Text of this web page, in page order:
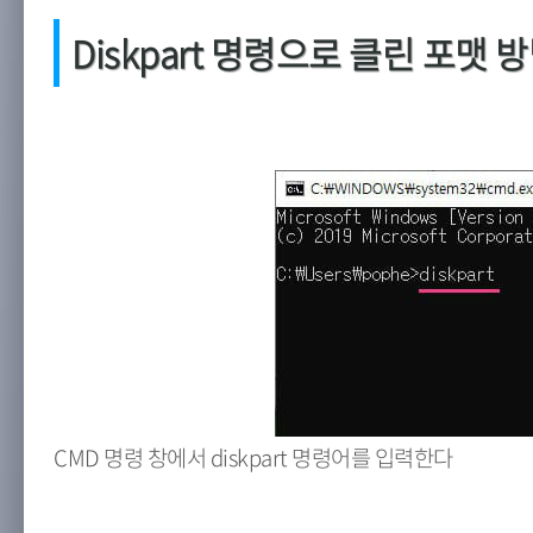
Diskpart 명령으로 클린 포맷
CMD 명령 창에서 diskpart 명령어를 입력한다